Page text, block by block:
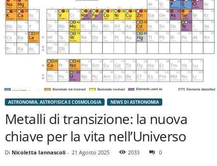
ASTRONOMIA, ASTROFISICA E COSMOLOGIA NEWS DI ASTRONOMIA
Metalli di transizione: la nuova
chiave per la vita nell’Universo
Di Nicoletta Iannascoli - 21 Agosto 2025 2033 0